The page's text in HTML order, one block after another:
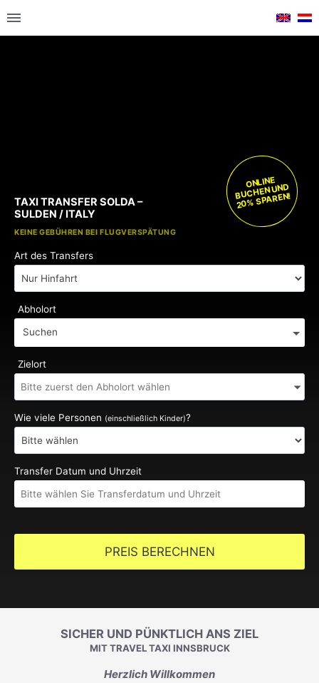
KOSTENLOSE KINDERSITZE
KEINE GEBÜHREN BEI FLUGVERSPÄTUNG
TAXI TRANSFER SOLDA –
SULDEN / ITALY
ONLINE
BUCHEN UND
20% SPAREN!
Art des Transfers
Abholort
Suchen
Zielort
Wie viele Personen (einschließlich Kinder)?
Transfer Datum und Uhrzeit
PREIS BERECHNEN
SICHER UND PÜNKTLICH ANS ZIEL
MIT TRAVEL TAXI INNSBRUCK
Herzlich Willkommen